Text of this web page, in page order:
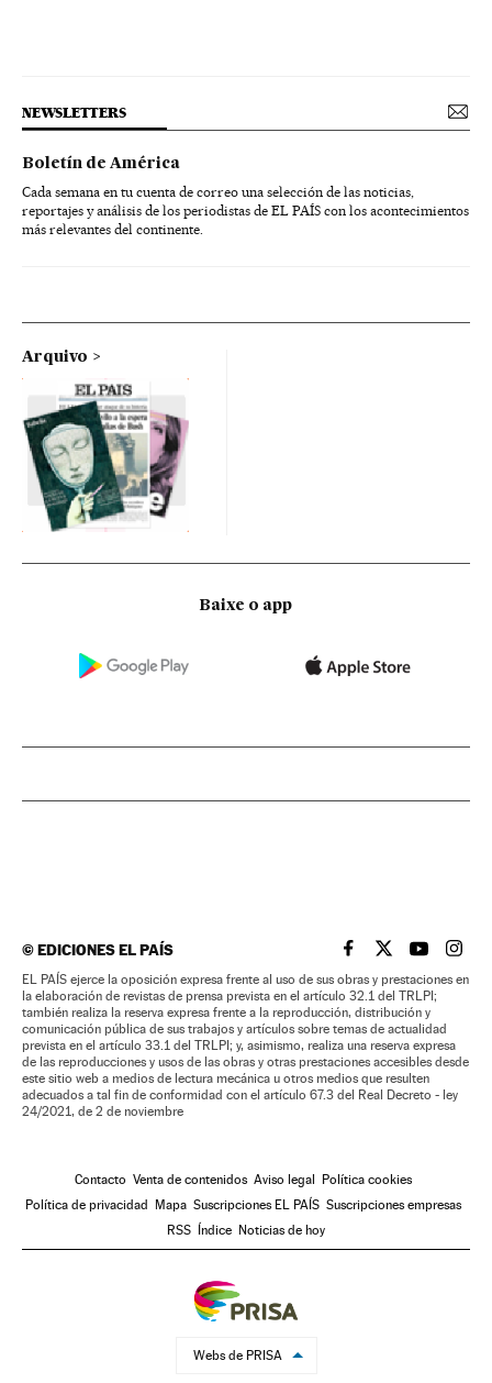
NEWSLETTERS
Boletín de América
Cada semana en tu cuenta de correo una selección de las noticias,
reportajes y análisis de los periodistas de EL PAÍS con los acontecimientos
más relevantes del continente.
Arquivo
Baixe o app
©EDICIONES EL PAÍS EL PAÍS BRASIL EN
EL PAÍSEL PAÍS
EL
EL PAÍS ejerce la oposición expresa frente al uso de sus obras y prestaciones en
la elaboración de revistas de prensa prevista en el artículo 32.1 del TRLPI;
también realiza la reserva expresa frente a la reproducción, distribución y
comunicación pública de sus trabajos y artículos sobre temas de actualidad
prevista en el artículo 33.1 del TRLPI; y, asimismo, realiza una reserva expresa
de las reproducciones y usos de las obras y otras prestaciones accesibles desde
este sitio web a medios de lectura mecánica u otros medios que resulten
adecuados a tal fin de conformidad con el artículo 67.3 del Real Decreto - ley
24/2021, de 2 de noviembre
Contacto Venta de contenidos Aviso legal
Política cookies
Política de privacidad
Mapa Suscripciones EL PAÍS Suscripciones empresas
RSS
Índice Noticias de hoy
Webs de PRISA